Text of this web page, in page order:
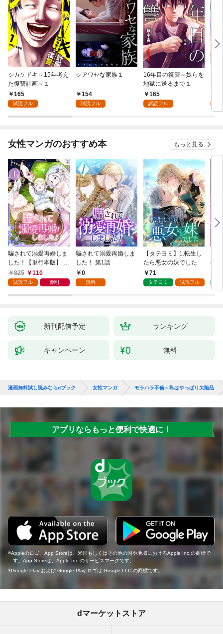
シカケドキ～15年考え
た復讐計画～１
165
試読フル
シアワセな家族１
154
試読フル
16年目の復讐～奴らを
地獄に送るまで１
165
試読フル
デ
先
女性マンガのおすすめ本 もっと見る
騙されて溺愛再婚しま
した！【単行本版】 1
巻825 110
試読フル 割引
騙されて溺愛再婚しま
した！ 第1話
0
無料
【タテヨミ】1.転生し
たら悪女の妹でした
71
タテヨミ 試読フル
の
新刊配信予定 ランキング
キャンペーン 無料
漫画無料試し読みならdブック 女性マンガ モラハラ不倫～私はやっぱり欠陥品
アプリならもっと便利で快適に！
Appleのロゴ、App Storeは、米国もしくはその他の国や地域におけるApple Inc.の商標で
す。App Storeは、Apple Inc.のサービスマークです。
Google Play および Google Play ロゴは Google LLC の商標です。
dマーケットストア